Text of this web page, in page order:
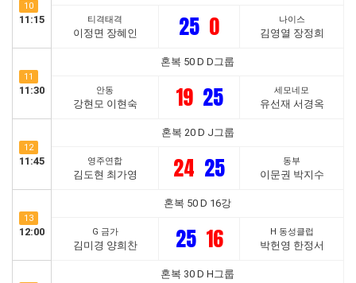
10
11:15 티격태격
이정면 장혜인 25 0 나이스
김영열 장정희
11
11:30
혼복 50 D D그룹
안동
강현모 이현숙 19 25 세모네모
유선재 서경옥
12
11:45
혼복 20 D J그룹
영주연합
김도현 최가영 24 25 동부
이문권 박지수
13
12:00
혼복 50 D 16강
G 금가
김미경 양희찬 25 16 H 동성클럽
박헌영 한정서
혼복 30 D H그룹